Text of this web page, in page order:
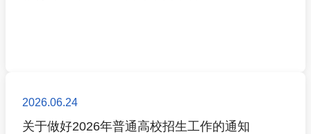
2026.06.24
关于做好2026年普通高校招生工作的通知